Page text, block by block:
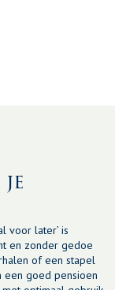
je
voor later’ is
en zonder gedoe
of een stapel
een goed pensioen